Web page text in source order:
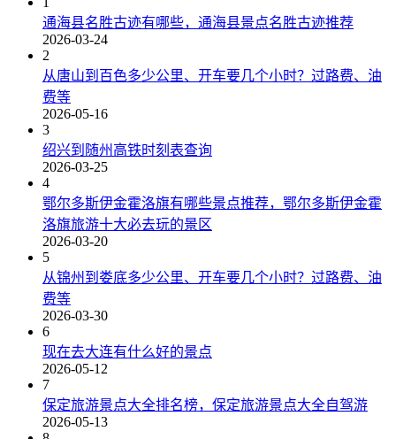
通海县名胜古迹有哪些，通海县景点名胜古迹推荐
2026-03-24
2
从唐山到百色多少公里、开车要几个小时？过路费、油
费等
2026-05-16
3
绍兴到随州高铁时刻表查询
2026-03-25
4
鄂尔多斯伊金霍洛旗有哪些景点推荐，鄂尔多斯伊金霍
洛旗旅游十大必去玩的景区
2026-03-20
5
从锦州到娄底多少公里、开车要几个小时？过路费、油
费等
2026-03-30
6
现在去大连有什么好的景点
2026-05-12
7
保定旅游景点大全排名榜，保定旅游景点大全自驾游
2026-05-13